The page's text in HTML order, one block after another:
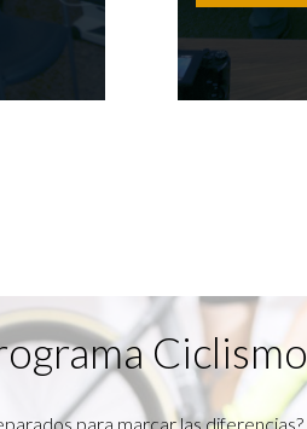
Ciclismo
para marcar las diferencias?